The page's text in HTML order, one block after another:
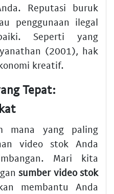
Reputasi buruk
penggunaan ilegal
Seperti yang
(2001), hak
kreatif.
Tepat:
mana yang paling
video stok Anda
Mari kita
sumber video stok
membantu Anda